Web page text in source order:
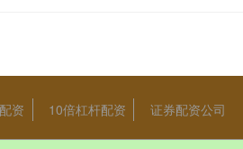
资 10倍杠杆配资 证券配资公司